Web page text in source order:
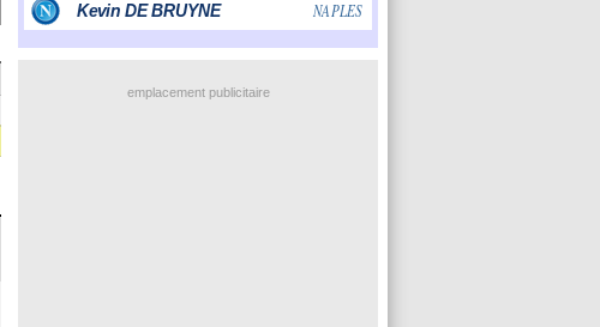
emplacement publicitaire